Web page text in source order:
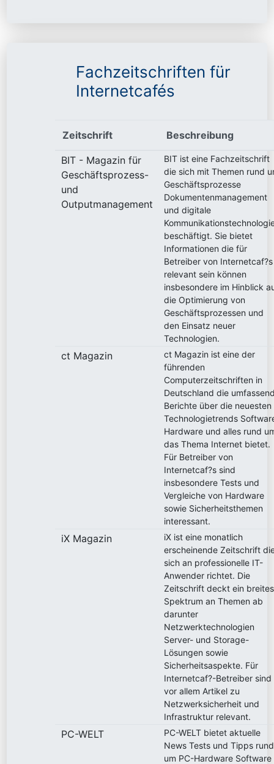
Fachzeitschriften für
Internetcafés
Zeitschrift Beschreibung
BIT - Magazin für
Geschäftsprozess-
und
Outputmanagement
BIT ist eine Fachzeitschrift
die sich mit Themen rund
Geschäftsprozesse
Dokumentenmanagement
und digitale
beschäftigt. Sie bietet
Informationen die für
Betreiber von Internetcaf?s
relevant sein können
insbesondere im Hinblick
die Optimierung von
Geschäftsprozessen und
den Einsatz neuer
Technologien.
ct Magazin
ct Magazin ist eine der
führenden
Computerzeitschriften in
Deutschland die
Berichte über die neuesten
Technologietrends
Hardware und alles rund
das Thema Internet bietet.
Für Betreiber von
Internetcaf?s sind
insbesondere Tests und
Vergleiche von Hardware
sowie Sicherheitsthemen
interessant.
iX Magazin
iX ist eine monatlich
erscheinende Zeitschrift
sich an professionelle IT-
Anwender richtet. Die
Zeitschrift deckt ein breites
Spektrum an Themen ab
darunter
Netzwerktechnologien
Server- und Storage-
Lösungen sowie
Sicherheitsaspekte. Für
Internetcaf?-Betreiber sind
vor allem Artikel zu
Netzwerksicherheit und
Infrastruktur relevant.
PC-WELT
PC-WELT bietet aktuelle
News Tests und Tipps rund
um PC-Hardware Software